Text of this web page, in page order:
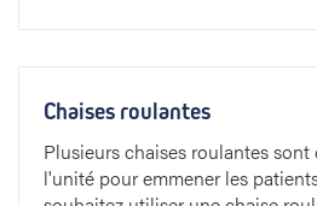
Chaises roulantes
Plusieurs chaises roulantes
l'unité pour emmener les